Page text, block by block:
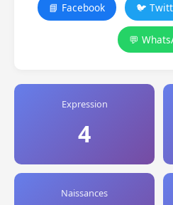
📘 Facebook 🐦
💬
Expression
4
Naissances